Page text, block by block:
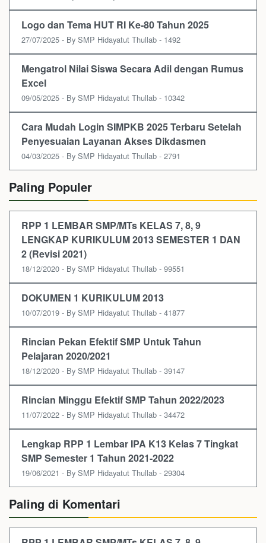
Logo dan Tema HUT RI Ke-80 Tahun 2025
27/07/2025 - By SMP Hidayatut Thullab - 1492
Mengatrol Nilai Siswa Secara Adil dengan Rumus
Excel
09/05/2025 - By SMP Hidayatut Thullab - 10342
Cara Mudah Login SIMPKB 2025 Terbaru Setelah
Penyesuaian Layanan Akses Dikdasmen
04/03/2025 - By SMP Hidayatut Thullab - 2791
Paling Populer
RPP 1 LEMBAR SMP/MTs KELAS 7, 8, 9
LENGKAP KURIKULUM 2013 SEMESTER 1 DAN
2 (Revisi 2021)
18/12/2020 - By SMP Hidayatut Thullab - 99551
DOKUMEN 1 KURIKULUM 2013
10/07/2019 - By SMP Hidayatut Thullab - 41877
Rincian Pekan Efektif SMP Untuk Tahun
Pelajaran 2020/2021
18/12/2020 - By SMP Hidayatut Thullab - 39147
Rincian Minggu Efektif SMP Tahun 2022/2023
11/07/2022 - By SMP Hidayatut Thullab - 34472
Lengkap RPP 1 Lembar IPA K13 Kelas 7 Tingkat
SMP Semester 1 Tahun 2021-2022
19/06/2021 - By SMP Hidayatut Thullab - 29304
Paling di Komentari